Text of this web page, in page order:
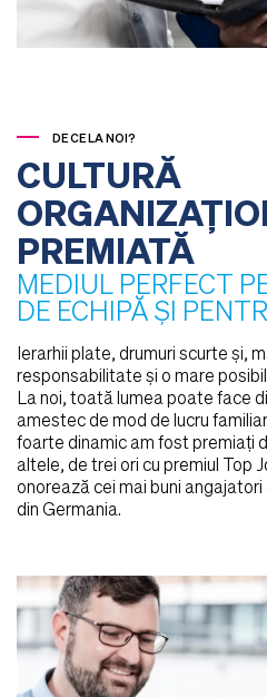
DE CE LA NOI?
CULTURĂ
PREMIATĂ
MEDIUL PERFECT
DE ECHIPĂ ȘI
Ierarhii plate, drumuri scurte și,
responsabilitate și o mare
La noi, toată lumea poate face
amestec de mod de lucru
foarte dinamic am fost premiați
altele, de trei ori cu premiul Top
onorează cei mai buni
din Germania.